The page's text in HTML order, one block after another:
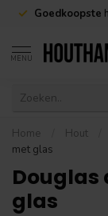
Goedkoopste
MENU
Home Hout
met glas
Douglas
glas